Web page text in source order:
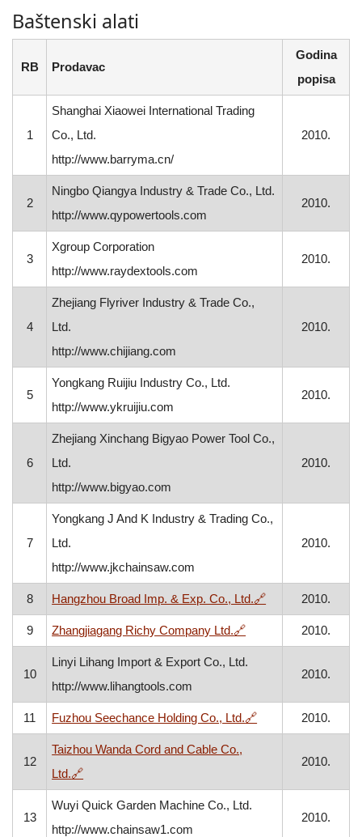
Baštenski alati
RB Prodavac
Godina
popisa
1
Shanghai Xiaowei International Trading
Co., Ltd.
http://www.barryma.cn/
2010.
2
Ningbo Qiangya Industry & Trade Co., Ltd.
http://www.qypowertools.com
2010.
3
Xgroup Corporation
http://www.raydextools.com
2010.
4
Zhejiang Flyriver Industry & Trade Co.,
Ltd.
http://www.chijiang.com
2010.
5
Yongkang Ruijiu Industry Co., Ltd.
http://www.ykruijiu.com
2010.
6
Zhejiang Xinchang Bigyao Power Tool Co.,
Ltd.
http://www.bigyao.com
2010.
7
Yongkang J And K Industry & Trading Co.,
Ltd.
http://www.jkchainsaw.com
2010.
8 Hangzhou Broad Imp. & Exp. Co., Ltd.🔗, otvara se u
2010.
9 Zhangjiagang Richy Company Ltd.🔗, otvara se u novom
2010.
10
Linyi Lihang Import & Export Co., Ltd.
http://www.lihangtools.com
2010.
11 Fuzhou Seechance Holding Co., Ltd.🔗, otvara se u
2010.
12
Taizhou Wanda Cord and Cable Co.,
Ltd.🔗, otvara se u novom prozoru
2010.
13
Wuyi Quick Garden Machine Co., Ltd.
http://www.chainsaw1.com
2010.